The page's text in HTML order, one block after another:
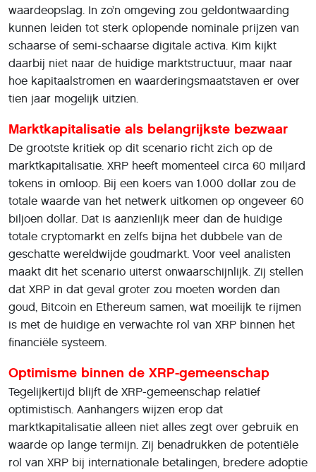
waardeopslag. In zo’n omgeving zou geldontwaarding
kunnen leiden tot sterk oplopende nominale prijzen van
schaarse of semi-schaarse digitale activa. Kim kijkt
daarbij niet naar de huidige marktstructuur, maar naar
hoe kapitaalstromen en waarderingsmaatstaven er over
tien jaar mogelijk uitzien.
Marktkapitalisatie als belangrijkste bezwaar
De grootste kritiek op dit scenario richt zich op de
marktkapitalisatie. XRP heeft momenteel circa 60 miljard
tokens in omloop. Bij een koers van 1.000 dollar zou de
totale waarde van het netwerk uitkomen op ongeveer 60
biljoen dollar. Dat is aanzienlijk meer dan de huidige
totale cryptomarkt en zelfs bijna het dubbele van de
geschatte wereldwijde goudmarkt. Voor veel analisten
maakt dit het scenario uiterst onwaarschijnlijk. Zij stellen
dat XRP in dat geval groter zou moeten worden dan
goud, Bitcoin en Ethereum samen, wat moeilijk te rijmen
is met de huidige en verwachte rol van XRP binnen het
financiële systeem.
Optimisme binnen de XRP-gemeenschap
Tegelijkertijd blijft de XRP-gemeenschap relatief
optimistisch. Aanhangers wijzen erop dat
marktkapitalisatie alleen niet alles zegt over gebruik en
waarde op lange termijn. Zij benadrukken de potentiële
rol van XRP bij internationale betalingen, bredere adoptie